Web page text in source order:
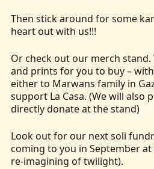
Then stick around for some
heart out with us!!!
Or check out our merch stand.
and prints for you to buy –
either to Marwans family in
support La Casa. (We will also
directly donate at the stand)
Look out for our next soli
coming to you in September at
re-imagining of twilight).